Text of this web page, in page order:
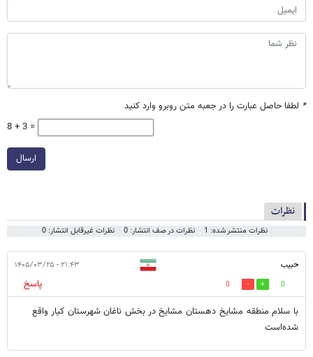
* لطفا حاصل عبارت را در جعبه متن روبرو وارد کنید
8 + 3 =
ارسال
نظرات
نظرات منتشر شده: 1 نظرات در صف انتشار: 0 نظرات غیرقابل انتشار: 0
حبیب ۲۱:۴۳ - ۱۴۰۵/۰۳/۲۵
0
0
پاسخ
با سلام منطقه مشایخ دهستان مشایخ در بخش ناغان شهرستان کیار واقع
شده‌است